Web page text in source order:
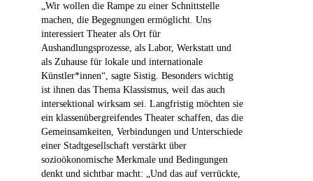
„Wir wollen die Rampe zu einer Schnittstelle
machen, die Begegnungen ermöglicht. Uns
interessiert Theater als Ort für
Aushandlungsprozesse, als Labor, Werkstatt und
als Zuhause für lokale und internationale
Künstler*innen“, sagte Sistig. Besonders wichtig
ist ihnen das Thema Klassismus, weil das auch
intersektional wirksam sei. Langfristig möchten sie
ein klassenübergreifendes Theater schaffen, das die
Gemeinsamkeiten, Verbindungen und Unterschiede
einer Stadtgesellschaft verstärkt über
sozioökonomische Merkmale und Bedingungen
denkt und sichtbar macht: „Und das auf verrückte,